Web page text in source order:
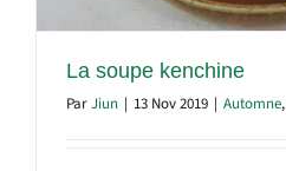
La soupe kenchine
ParJiun | 13 Nov 2019 | Automne,